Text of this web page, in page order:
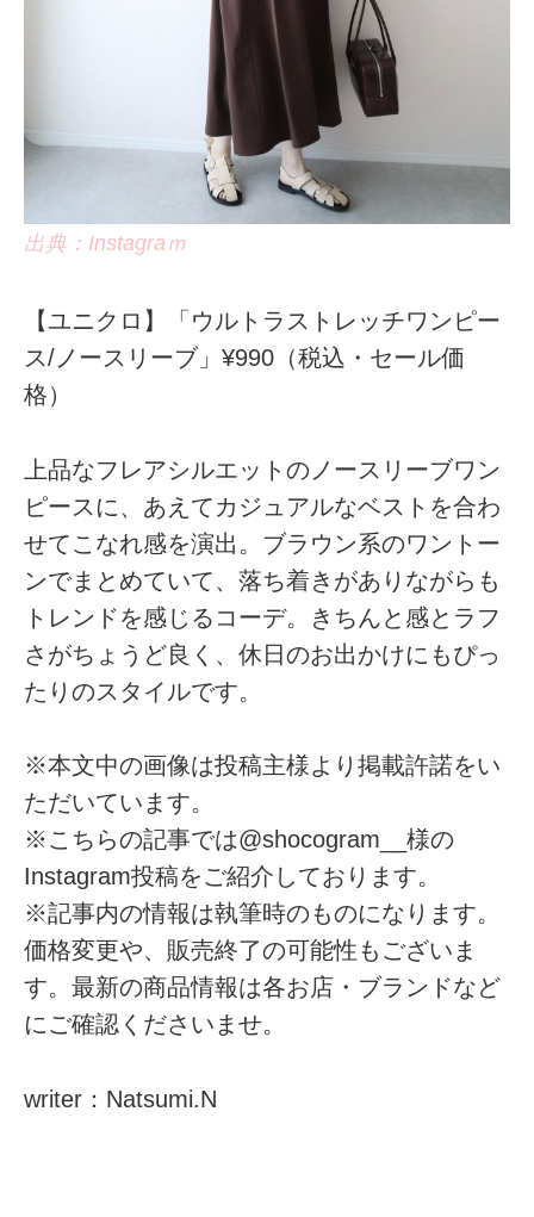
出典：Instagraｍ
【ユニクロ】「ウルトラストレッチワンピー
ス/ノースリーブ」¥990（税込・セール価
格）
上品なフレアシルエットのノースリーブワン
ピースに、あえてカジュアルなベストを合わ
せてこなれ感を演出。ブラウン系のワントー
ンでまとめていて、落ち着きがありながらも
トレンドを感じるコーデ。きちんと感とラフ
さがちょうど良く、休日のお出かけにもぴっ
たりのスタイルです。
※本文中の画像は投稿主様より掲載許諾をい
ただいています。
※こちらの記事では@shocogram__様の
Instagram投稿をご紹介しております。
※記事内の情報は執筆時のものになります。
価格変更や、販売終了の可能性もございま
す。最新の商品情報は各お店・ブランドなど
にご確認くださいませ。
writer：Natsumi.N